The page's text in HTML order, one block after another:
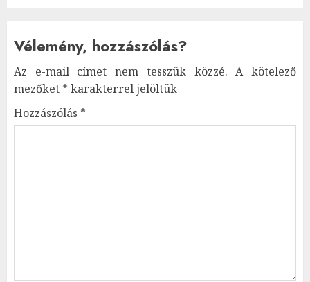
Vélemény, hozzászólás?
Az e-mail címet nem tesszük közzé. A kötelező
mezőket * karakterrel jelöltük
Hozzászólás *